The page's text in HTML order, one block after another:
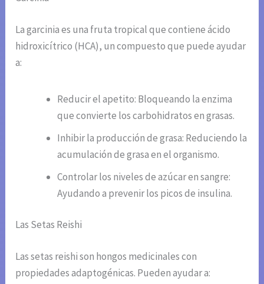
La garcinia es una fruta tropical que contiene ácido
hidroxicítrico (HCA), un compuesto que puede ayudar
a:
Reducir el apetito: Bloqueando la enzima
que convierte los carbohidratos en grasas.
Inhibir la producción de grasa: Reduciendo la
acumulación de grasa en el organismo.
Controlar los niveles de azúcar en sangre:
Ayudando a prevenir los picos de insulina.
Las Setas Reishi
Las setas reishi son hongos medicinales con
propiedades adaptogénicas. Pueden ayudar a: